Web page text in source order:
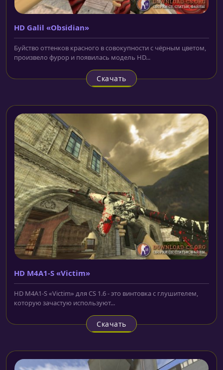
HD Galil «Obsidian»
Буйство оттенков красного в совокупности с чёрным цветом,
произвело фурор и появилась модель HD...
Скачать
HD M4A1-S «Victim»
HD M4A1-S «Victim» для CS 1.6 - это винтовка с глушителем,
которую зачастую используют...
Скачать